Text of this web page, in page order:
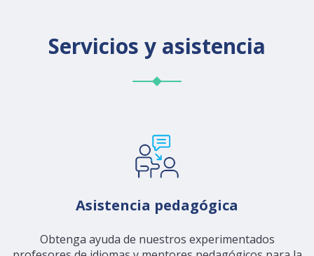
Servicios y asistencia
Asistencia pedagógica
Obtenga ayuda de nuestros experimentados